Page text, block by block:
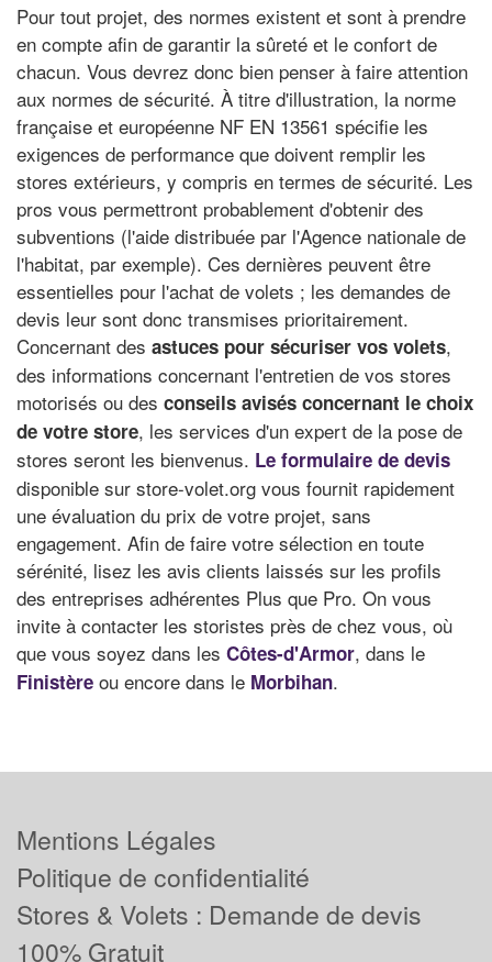
Pour tout projet, des normes existent et sont à prendre
en compte afin de garantir la sûreté et le confort de
chacun. Vous devrez donc bien penser à faire attention
aux normes de sécurité. À titre d'illustration, la norme
française et européenne NF EN 13561 spécifie les
exigences de performance que doivent remplir les
stores extérieurs, y compris en termes de sécurité. Les
pros vous permettront probablement d'obtenir des
subventions (l'aide distribuée par l'Agence nationale de
l'habitat, par exemple). Ces dernières peuvent être
essentielles pour l'achat de volets ; les demandes de
devis leur sont donc transmises prioritairement.
Concernant des astuces pour sécuriser vos volets,
des informations concernant l'entretien de vos stores
motorisés ou des conseils avisés concernant le choix
de votre store, les services d'un expert de la pose de
stores seront les bienvenus. Le formulaire de devis
disponible sur store-volet.org vous fournit rapidement
une évaluation du prix de votre projet, sans
engagement. Afin de faire votre sélection en toute
sérénité, lisez les avis clients laissés sur les profils
des entreprises adhérentes Plus que Pro. On vous
invite à contacter les storistes près de chez vous, où
que vous soyez dans les Côtes-d'Armor, dans le
Finistère ou encore dans le Morbihan.
Mentions Légales
Politique de confidentialité
Stores & Volets : Demande de devis
100% Gratuit